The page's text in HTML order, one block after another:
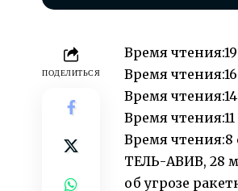
ПОДЕЛИТЬСЯ
Время чтения:
Время чтения:
Время чтения:
Время чтения:
Время чтения:8
ТЕЛЬ-АВИВ, 28
об угрозе